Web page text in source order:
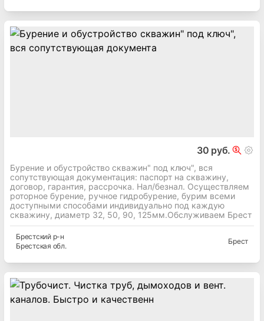
30 руб.
Бурение и обустройство скважин" под ключ", вся
сопутствующая документация: паспорт на скважину,
договор, гарантия, рассрочка. Нал/безнал. Осуществляем
роторное бурение, ручное гидробурение, бурим всеми
доступными способами индивидуально под каждую
скважину, диаметр 32, 50, 90, 125мм.Обслуживаем Брест
Брестскийр-н
Брестская обл.
Брест